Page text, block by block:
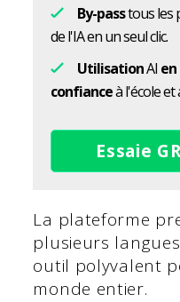
By-passtous les
de l'IA en un seul clic.
UtilisationAI
confianceà l'école et
Essaie
La plateforme
plusieurs
outil polyvalent
monde entier.